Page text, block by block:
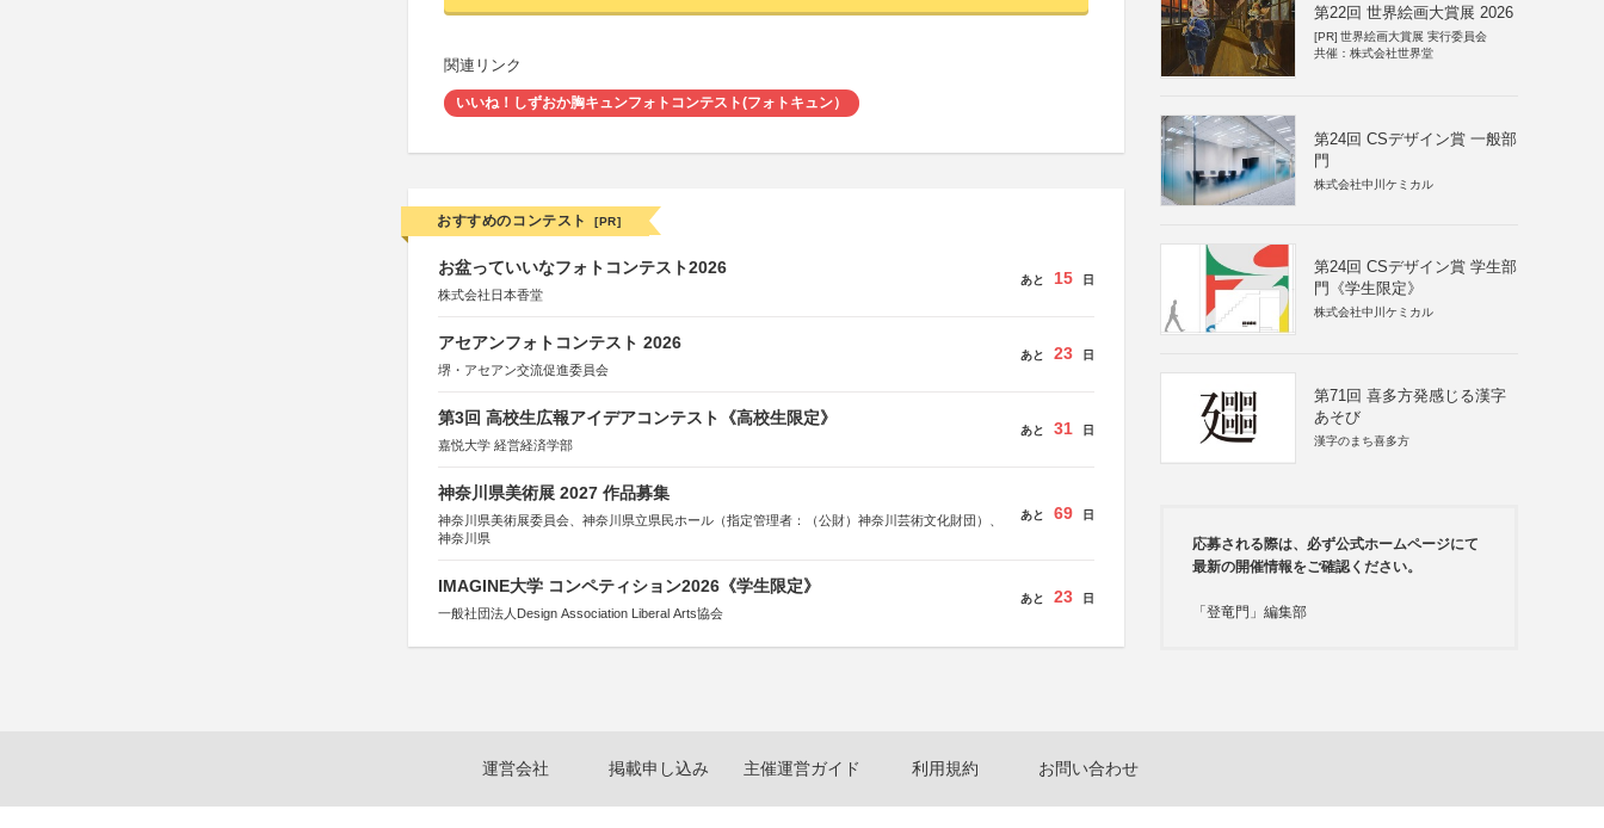
関連リンク
いいね！しずおか胸キュンフォトコンテスト(フォトキュン）
おすすめのコンテスト [PR]
お盆っていいなフォトコンテスト2026
株式会社日本香堂
あと 15 日
アセアンフォトコンテスト 2026
堺・アセアン交流促進委員会
あと 23 日
第3回 高校生広報アイデアコンテスト《高校生限定》
嘉悦大学 経営経済学部
あと 31 日
神奈川県美術展 2027 作品募集
神奈川県美術展委員会、神奈川県立県民ホール（指定管理者：（公財）神奈川芸術文化財団）、
神奈川県
あと 69 日
IMAGINE大学 コンペティション2026《学生限定》
一般社団法人Design Association Liberal Arts協会
あと 23 日
第22回 世界絵画大賞展 2026
[PR] 世界絵画大賞展 実行委員会
共催：株式会社世界堂
第24回 CSデザイン賞 一般部
門
株式会社中川ケミカル
第24回 CSデザイン賞 学生部
門《学生限定》
株式会社中川ケミカル
第71回 喜多方発感じる漢字
あそび
漢字のまち喜多方
応募される際は、必ず公式ホームページにて
最新の開催情報をご確認ください。
「登竜門」編集部
運営会社 掲載申し込み 主催運営ガイド 利用規約 お問い合わせ